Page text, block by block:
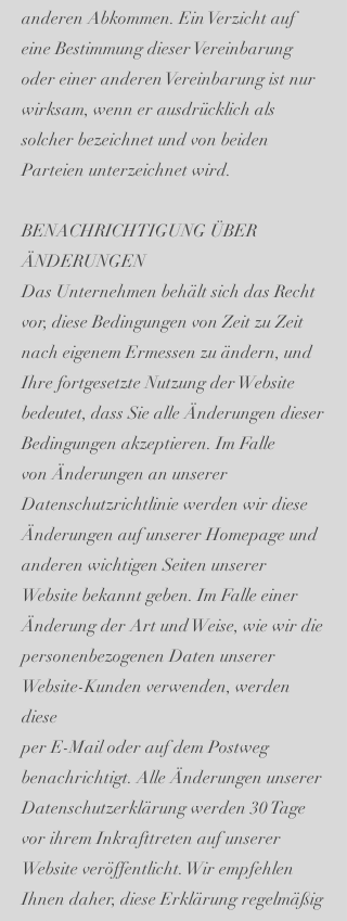
anderen Abkommen. Ein Verzicht auf
eine Bestimmung dieser Vereinbarung
oder einer anderen Vereinbarung ist nur
wirksam, wenn er ausdrücklich als
solcher bezeichnet und von beiden
Parteien unterzeichnet wird.
BENACHRICHTIGUNG ÜBER
ÄNDERUNGEN
Das Unternehmen behält sich das Recht
vor, diese Bedingungen von Zeit zu Zeit
nach eigenem Ermessen zu ändern, und
Ihre fortgesetzte Nutzung der Website
bedeutet, dass Sie alle Änderungen dieser
Bedingungen akzeptieren. Im Falle
von Änderungen an unserer
Datenschutzrichtlinie werden wir diese
Änderungen auf unserer Homepage und
anderen wichtigen Seiten unserer
Website bekannt geben. Im Falle einer
Änderung der Art und Weise, wie wir die
personenbezogenen Daten unserer
Website-Kunden verwenden, werden
diese
per E-Mail oder auf dem Postweg
benachrichtigt. Alle Änderungen unserer
Datenschutzerklärung werden 30 Tage
vor ihrem Inkrafttreten auf unserer
Website veröffentlicht. Wir empfehlen
Ihnen daher, diese Erklärung regelmäßig